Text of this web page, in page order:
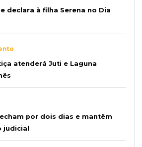
declara à filha Serena no Dia
atenderá Juti e Laguna
por dois dias e mantêm
judicial